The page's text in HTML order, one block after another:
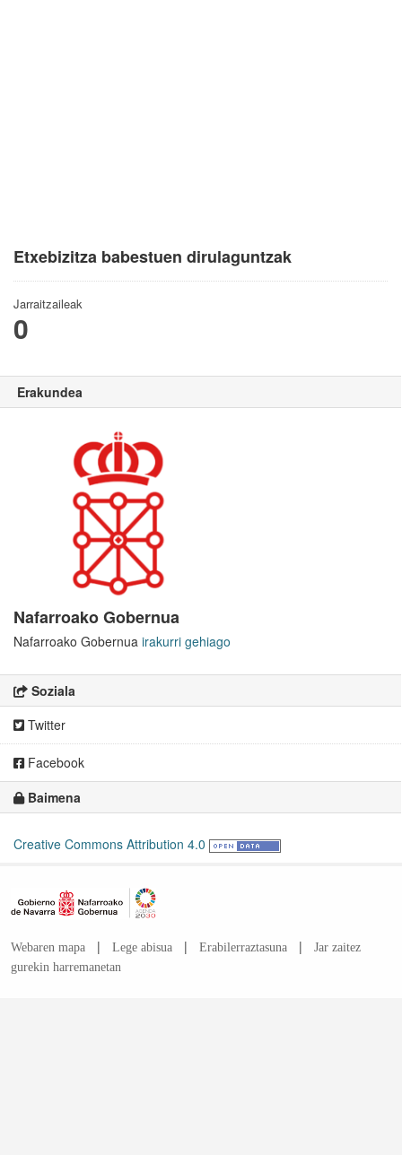
Etxebizitza babestuen dirulaguntzak
Jarraitzaileak
0
Erakundea
Nafarroako Gobernua
Nafarroako Gobernua irakurri gehiago
Soziala
Twitter
Facebook
Baimena
Creative Commons Attribution 4.0
Webaren mapa | Lege abisua | Erabilerraztasuna |
Jar zaitez
gurekin harremanetan